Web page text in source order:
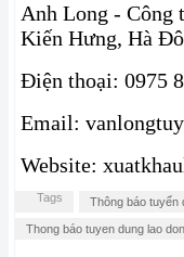
Anh Long - Công
Kiến Hưng, Hà
Điện thoại: 0975
Email:
Website:
Tags Thông báo tuyển
Thong báo tuyen dung lao